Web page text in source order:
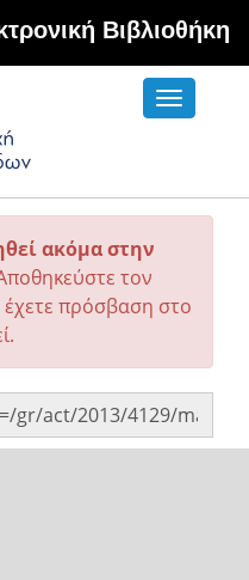
Βιβλιοθήκη
Toggle
ακόμα στην
τον
πρόσβαση στο